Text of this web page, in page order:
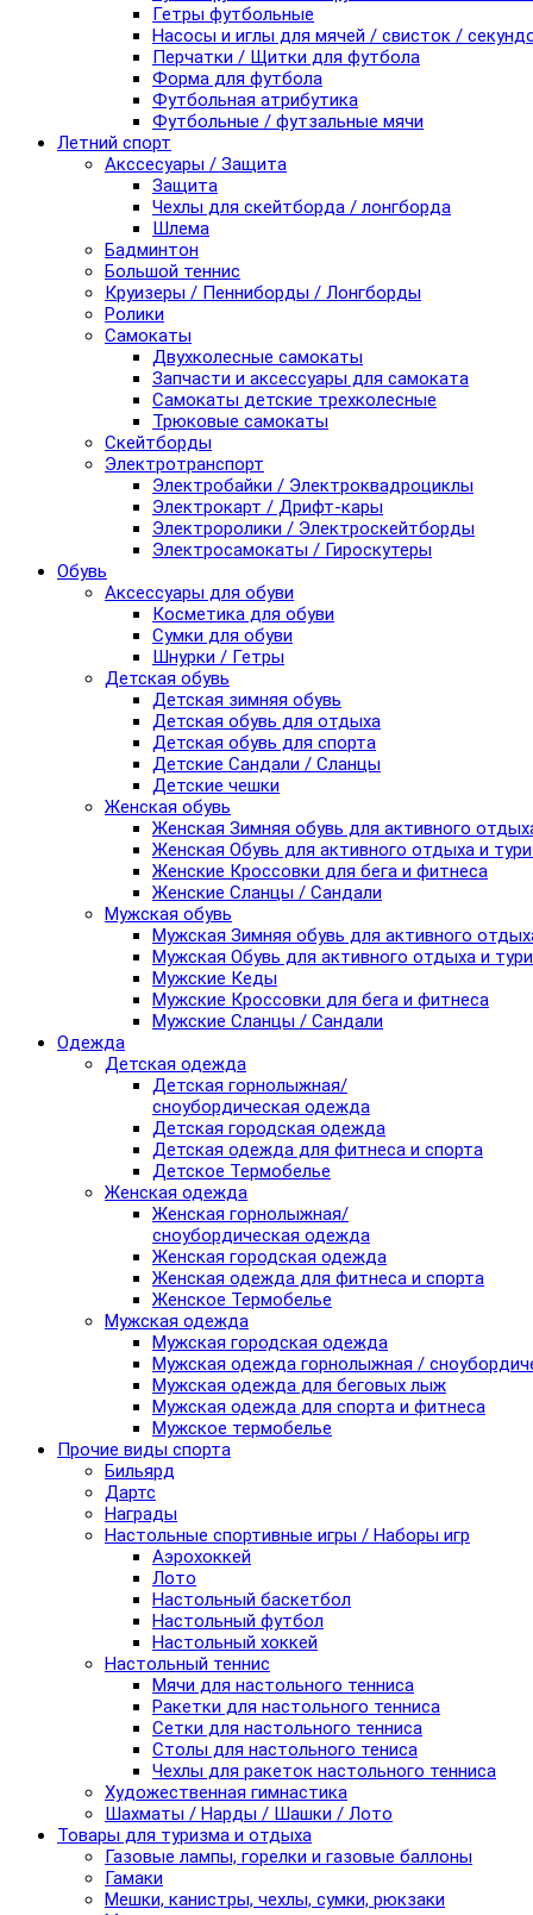
Гетры футбольные
Насосы и иглы для мячей / свисток /
Перчатки / Щитки для футбола
Форма для футбола
Футбольная атрибутика
Футбольные / футзальные мячи
Летний спорт
Акссесуары / Защита
Защита
Чехлы для скейтборда / лонгборда
Шлема
Бадминтон
Большой теннис
Круизеры / Пенниборды / Лонгборды
Ролики
Самокаты
Двухколесные самокаты
Запчасти и аксессуары для самоката
Самокаты детские трехколесные
Трюковые самокаты
Скейтборды
Электротранспорт
Электробайки / Электроквадроциклы
Электрокарт / Дрифт-кары
Электроролики / Электроскейтборды
Электросамокаты / Гироскутеры
Обувь
Аксессуары для обуви
Косметика для обуви
Сумки для обуви
Шнурки / Гетры
Детская обувь
Детская зимняя обувь
Детская обувь для отдыха
Детская обувь для спорта
Детские Сандали / Сланцы
Детские чешки
Женская обувь
Женская Зимняя обувь для активного
Женская Обувь для активного отдыха и
Женские Кроссовки для бега и фитнеса
Женские Сланцы / Сандали
Мужская обувь
Мужская Зимняя обувь для активного
Мужская Обувь для активного отдыха и
Мужские Кеды
Мужские Кроссовки для бега и фитнеса
Мужские Сланцы / Сандали
Одежда
Детская одежда
Детская горнолыжная/
сноубордическая одежда
Детская городская одежда
Детская одежда для фитнеса и спорта
Детское Термобелье
Женская одежда
Женская горнолыжная/
сноубордическая одежда
Женская городская одежда
Женская одежда для фитнеса и спорта
Женское Термобелье
Мужская одежда
Мужская городская одежда
Мужская одежда горнолыжная /
Мужская одежда для беговых лыж
Мужская одежда для спорта и фитнеса
Мужское термобелье
Прочие виды спорта
Бильярд
Дартс
Награды
Настольные спортивные игры / Наборы игр
Аэрохоккей
Лото
Настольный баскетбол
Настольный футбол
Настольный хоккей
Настольный теннис
Мячи для настольного тенниса
Ракетки для настольного тенниса
Сетки для настольного тенниса
Столы для настольного тениса
Чехлы для ракеток настольного тенниса
Художественная гимнастика
Шахматы / Нарды / Шашки / Лото
Товары для туризма и отдыха
Газовые лампы, горелки и газовые баллоны
Гамаки
Мешки, канистры, чехлы, сумки, рюкзаки